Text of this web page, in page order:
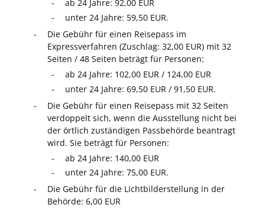
ab 24 Jahre: 92,00 EUR
unter 24 Jahre: 59,50 EUR.
Die Gebühr für einen Reisepass im
Expressverfahren (Zuschlag: 32,00 EUR) mit 32
Seiten / 48 Seiten beträgt für Personen:
ab 24 Jahre: 102,00 EUR / 124,00 EUR
unter 24 Jahre: 69,50 EUR / 91,50 EUR.
Die Gebühr für einen Reisepass mit 32 Seiten
verdoppelt sich, wenn die Ausstellung nicht bei
der örtlich zuständigen Passbehörde beantragt
wird. Sie beträgt für Personen:
ab 24 Jahre: 140,00 EUR
unter 24 Jahre: 75,00 EUR.
Die Gebühr für die Lichtbilderstellung in der
Behörde: 6,00 EUR